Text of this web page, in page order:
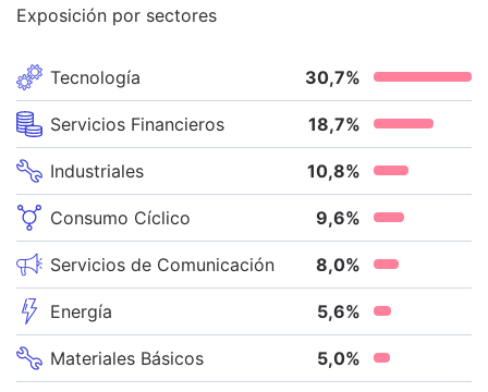
Exposición por sectores
Tecnología 30,7%
Servicios Financieros 18,7%
Industriales 10,8%
Consumo Cíclico 9,6%
Servicios de Comunicación 8,0%
Energía 5,6%
Materiales Básicos 5,0%